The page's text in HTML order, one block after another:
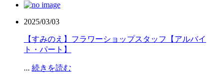
2025/03/03
【すみのえ】フラワーショップスタッフ【アルバイ
ト・パート】
... 続きを読む